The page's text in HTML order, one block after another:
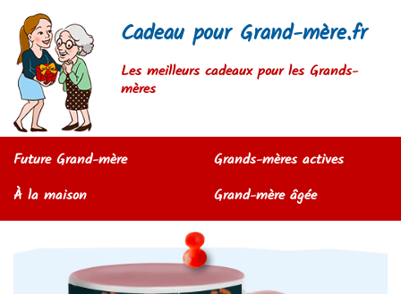
Cadeau pour Grand-mère.fr
Les meilleurs cadeaux pour les Grands-
mères
Future Grand-mère
Grands-mères actives
À la maison
Grand-mère âgée